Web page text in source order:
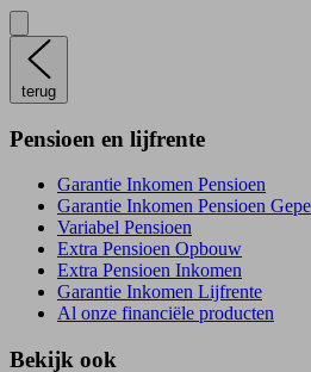
terug
Pensioen en lijfrente
Garantie Inkomen Pensioen
Garantie Inkomen Pensioen
Variabel Pensioen
Extra Pensioen Opbouw
Extra Pensioen Inkomen
Garantie Inkomen Lijfrente
Al onze financiële producten
Bekijk ook